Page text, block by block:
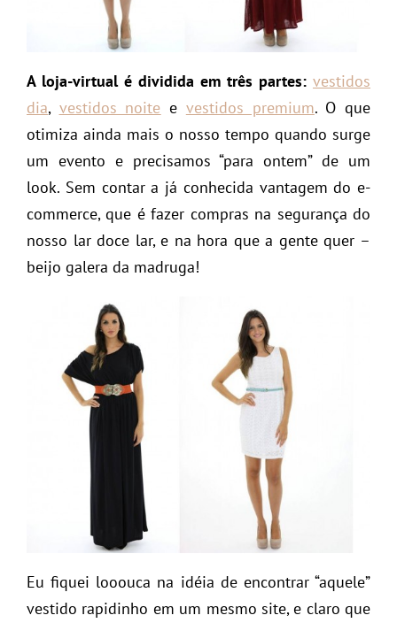
A loja-virtual é dividida em três partes: vestidos
dia, vestidos noite e vestidos premium. O que
otimiza ainda mais o nosso tempo quando surge
um evento e precisamos “para ontem” de um
look. Sem contar a já conhecida vantagem do e-
commerce, que é fazer compras na segurança do
nosso lar doce lar, e na hora que a gente quer –
beijo galera da madruga!
Eu fiquei looouca na idéia de encontrar “aquele”
vestido rapidinho em um mesmo site, e claro que